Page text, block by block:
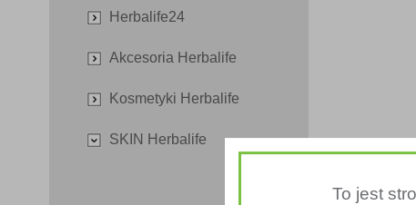
Herbalife24
Akcesoria Herbalife
Kosmetyki Herbalife
SKIN Herbalife
To jest